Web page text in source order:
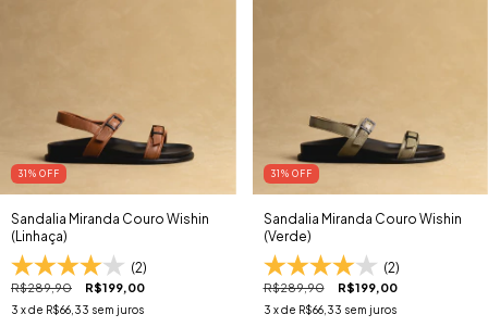
31 % OFF
Sandalia Miranda Couro Wishin
(Linhaça)
(2)
R$289,90 R$199,00
3 x de R$66,33 sem juros
31 % OFF
Sandalia Miranda Couro Wishin
(Verde)
(2)
R$289,90 R$199,00
3 x de R$66,33 sem juros